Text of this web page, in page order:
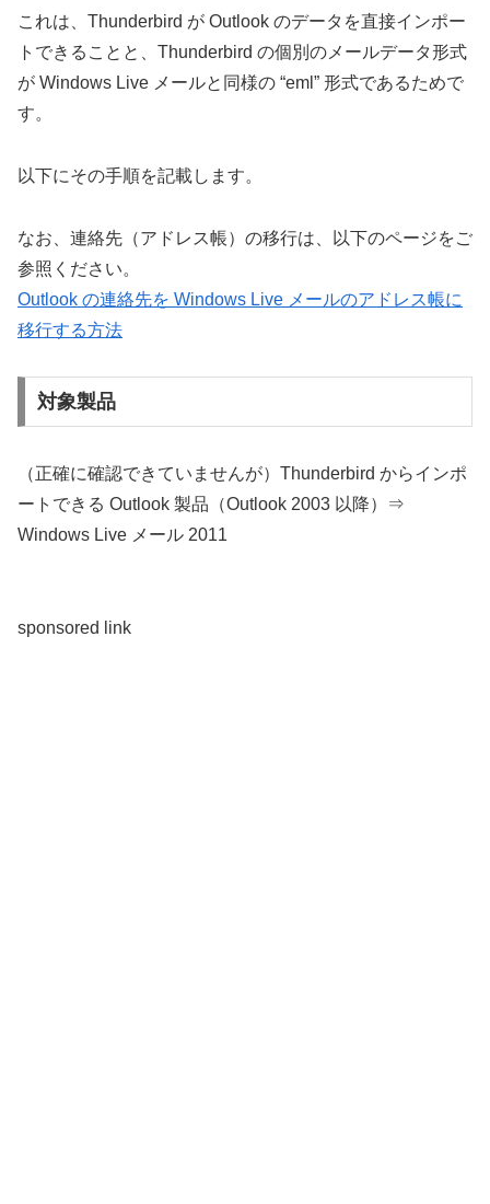
これは、Thunderbird が Outlook のデータを直接インポー
トできることと、Thunderbird の個別のメールデータ形式
が Windows Live メールと同様の “eml” 形式であるためで
す。
以下にその手順を記載します。
なお、連絡先（アドレス帳）の移行は、以下のページをご
参照ください。
Outlook の連絡先を Windows Live メールのアドレス帳に
移行する方法
対象製品
（正確に確認できていませんが）Thunderbird からインポ
ートできる Outlook 製品（Outlook 2003 以降）⇒
Windows Live メール 2011
sponsored link